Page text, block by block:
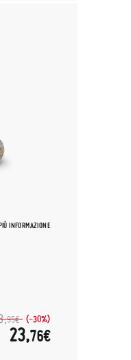
INFORMAZIONE
95€ (-30%)
23,76€